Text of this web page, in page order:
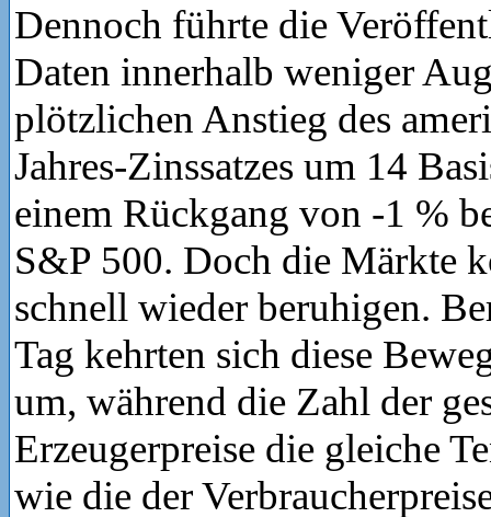
Dennoch führte die
Daten innerhalb weniger
plötzlichen Anstieg des
Jahres-Zinssatzes um 14
einem Rückgang von -1 %
S&P 500. Doch die Märkte
schnell wieder beruhigen.
Tag kehrten sich diese
um, während die Zahl der
Erzeugerpreise die gleiche
wie die der